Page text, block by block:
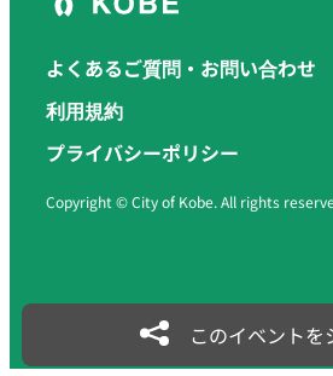
このイベントを
よくあるご質問・お問い合わせ
利用規約
プライバシーポリシー
Copyright © City of Kobe. All rights